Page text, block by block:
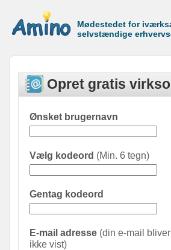
Mødestedet for
selvstændige
Opret gratis
Ønsket brugernavn
Vælg kodeord (Min. 6 tegn)
Gentag kodeord
E-mail adresse (din e-mail bliver
ikke vist)